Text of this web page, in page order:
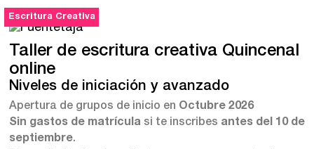
Valencia
Alicante
Málaga
Talleres online
Recreativa 26
El taller de escritura creativa
Cursos
Escritura Creativa
Taller de escritura creativa Quincenal
online
Niveles de iniciación y avanzado
Apertura de grupos de inicio en Octubre 2026
Sin gastos de matrícula si te inscribes antes del 10 de
septiembre.